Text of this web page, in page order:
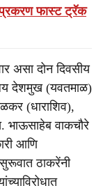
फास्ट ट्रॅक
असा दोन दिवसीय
देशमुख (यवतमाळ)
(धाराशिव),
भाऊसाहेब वाकचौरे
आणि
सुरूवात ठाकरेंनी